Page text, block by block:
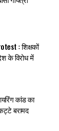
: शिक्षकों
के विरोध में
कांड का
बरामद